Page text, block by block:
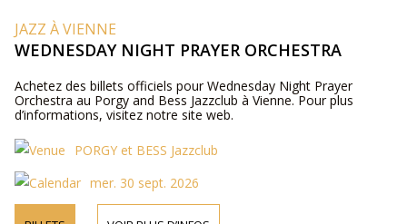
JAZZ À VIENNE
WEDNESDAY NIGHT PRAYER ORCHESTRA
Achetez des billets officiels pour Wednesday Night Prayer
Orchestra au Porgy and Bess Jazzclub à Vienne. Pour plus
d’informations, visitez notre site web.
PORGY et BESS Jazzclub
mer. 30 sept. 2026